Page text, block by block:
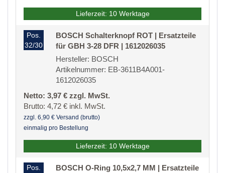
Lieferzeit: 10 Werktage
Pos.
32/30
BOSCH Schalterknopf ROT | Ersatzteile
für GBH 3-28 DFR | 1612026035
Hersteller: BOSCH
Artikelnummer: EB-3611B4A001-
1612026035
Netto: 3,97 € zzgl. MwSt.
Brutto: 4,72 € inkl. MwSt.
zzgl. 6,90 € Versand (brutto)
einmalig pro Bestellung
Lieferzeit: 10 Werktage
Pos.
BOSCH O-Ring 10,5x2,7 MM | Ersatzteile